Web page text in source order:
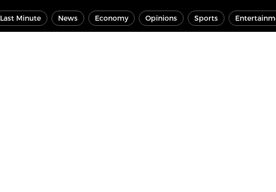
Last Minute News Economy Opinions Sports